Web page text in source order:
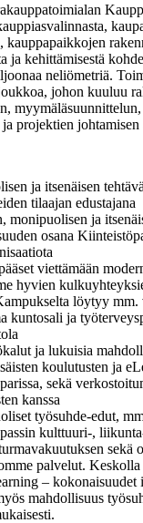
kauppapaikkojen
ja kehittämisestä
neliömetriä.
johon kuuluu
myymäläsuunnittelun,
projektien johtamisen
ja itsenäisen
tilaajan edustajana
monipuolisen ja
osana
viettämään
hyvien
löytyy
kuntosali ja
ja lukuisia
koulutusten ja
sekä
kanssa
työsuhde-edut,
kulttuuri-,
sekä
palvelut.
– kokonaisuudet
mahdollisuus